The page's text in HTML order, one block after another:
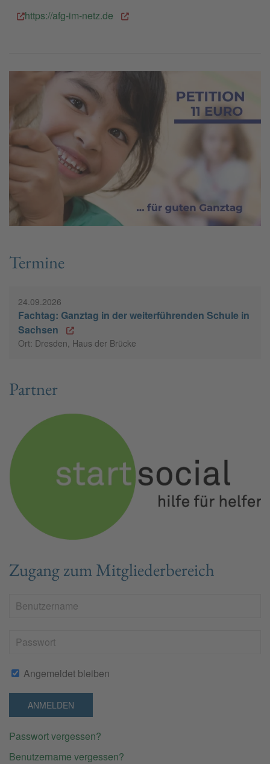
https://afg-im-netz.de
Termine
24.09.2026
Fachtag: Ganztag in der weiterführenden Schule in
Sachsen
Ort: Dresden, Haus der Brücke
Partner
Zugang zum Mitgliederbereich
Angemeldet bleiben
ANMELDEN
Passwort vergessen?
Benutzername vergessen?